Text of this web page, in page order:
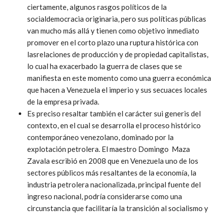
ciertamente, algunos rasgos políticos de la
socialdemocracia originaria, pero sus políticas públicas
van mucho más allá y tienen como objetivo inmediato
promover en el corto plazo una ruptura histórica con
lasrelaciones de producción y de propiedad capitalistas,
lo cual ha exacerbado la guerra de clases que se
manifiesta en este momento como una guerra económica
que hacen a Venezuela el imperio y sus secuaces locales
de la empresa privada.
Es preciso resaltar también el caráctersui generis del
contexto, en el cual se desarrolla el proceso histórico
contemporáneo venezolano, dominado por la
explotación petrolera. El maestro Domingo Maza
Zavala escribió en 2008 que en Venezuela uno de los
sectores públicos más resaltantes de la economía, la
industria petrolera nacionalizada, principal fuente del
ingreso nacional, podría considerarse como una
circunstancia que facilitaría la transición al socialismo y